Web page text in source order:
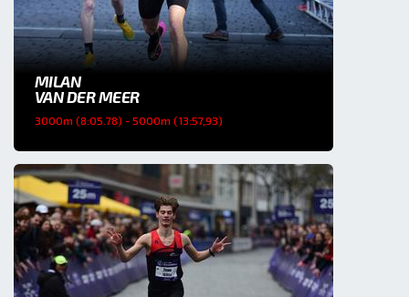
MILAN
VAN DER MEER
3000m (8:05.78) - 5000m (13:57,93)